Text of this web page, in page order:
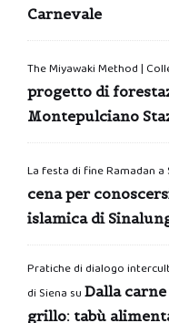
Carnevale
The Miyawaki Method |
progetto di
Montepulciano
La festa di fine Ramadan
cena per
islamica di
Pratiche di dialogo
di Siena su Dalla
grillo: tabù